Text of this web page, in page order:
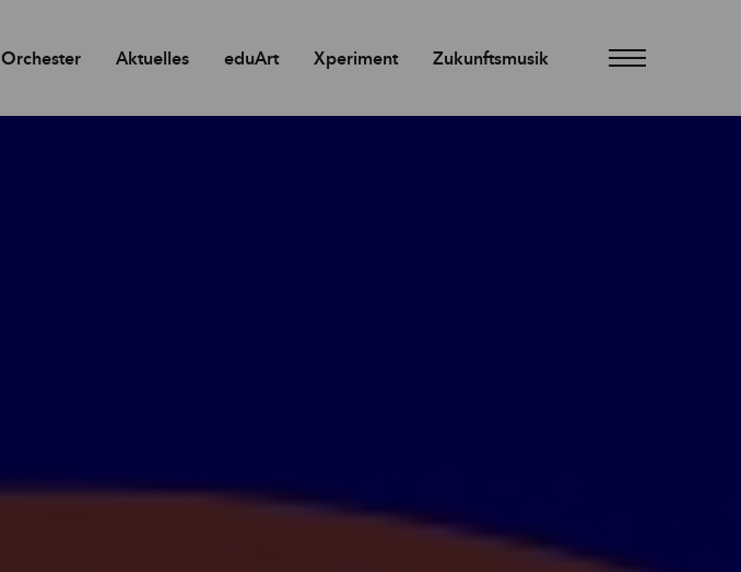
Orchester Aktuelles eduArt Xperiment Zukunftsmusik